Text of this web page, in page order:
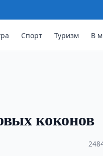
Спорт Туризм В
коконов